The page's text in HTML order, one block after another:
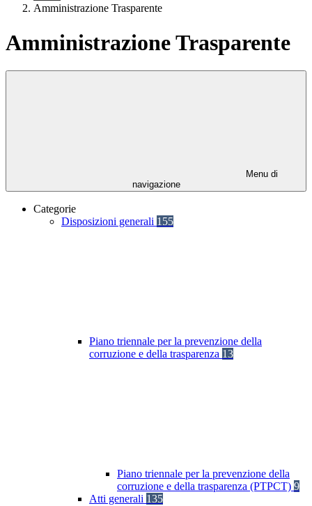
Amministrazione Trasparente
Amministrazione Trasparente
Menu di
navigazione
Categorie
Disposizioni generali 155
Piano triennale per la prevenzione della
corruzione e della trasparenza 13
Piano triennale per la prevenzione della
corruzione e della trasparenza (PTPCT) 9
Atti generali 135